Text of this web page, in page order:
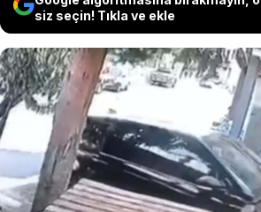
siz seçin! Tıkla ve ekle
Muğla'nın Bodrum
sırada bir cipin çarpması
yaşındaki Cansever Kartam,
hastanede yaşamını yitirdi.
kameralarına yansıyan
gözaltına alınan cip